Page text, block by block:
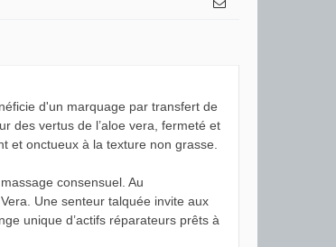
d'un marquage par transfert de
des vertus de l’aloe vera, fermeté et
et onctueux à la texture non grasse.
consensuel. Au
Une senteur talquée invite aux
unique d’actifs réparateurs prêts à